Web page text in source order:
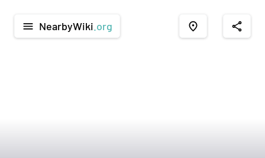
menu NearbyWiki .org place share